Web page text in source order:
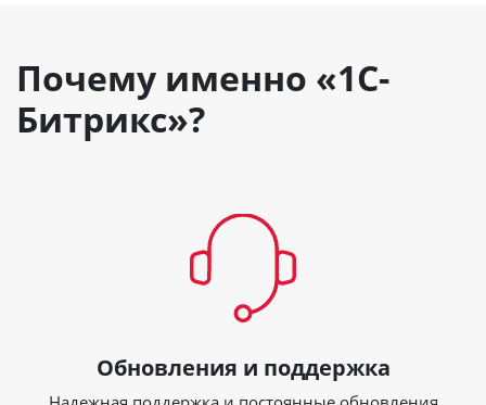
Почему именно «1С-
Битрикс»?
Обновления и поддержка